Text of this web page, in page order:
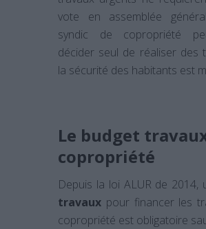
vote en assemblée
syndic de copropriété
décider seul de réaliser des
la sécurité des habitants est
Le budget
copropriété
Depuis la loi ALUR de 2014,
travaux pour financer les
copropriété est obligatoire